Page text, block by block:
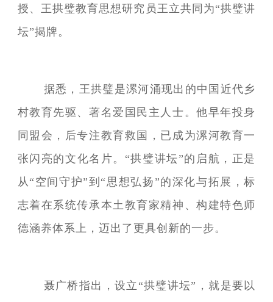
授、王拱璧教育思想研究员王立共同为“拱璧讲
坛”揭牌。
据悉，王拱璧是漯河涌现出的中国近代乡
村教育先驱、著名爱国民主人士。他早年投身
同盟会，后专注教育救国，已成为漯河教育一
张闪亮的文化名片。“拱璧讲坛”的启航，正是
从“空间守护”到“思想弘扬”的深化与拓展，标
志着在系统传承本土教育家精神、构建特色师
德涵养体系上，迈出了更具创新的一步。
聂广桥指出，设立“拱璧讲坛”，就是要以